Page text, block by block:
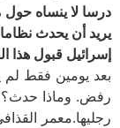
درسا لا ينساه حول
يريد أن يحدث
إسرائيل قبول هذا
بعد يومين فقط لم
رفض. وماذا حدث؟
رجليها.معمر